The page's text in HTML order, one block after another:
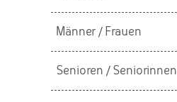
Männer / Frauen
Senioren / Seniorinnen